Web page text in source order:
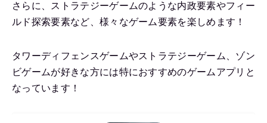
さらに、ストラテジーゲームのような内政要素やフィー
ルド探索要素など、様々なゲーム要素を楽しめます！
タワーディフェンスゲームやストラテジーゲーム、ゾン
ビゲームが好きな方には特におすすめのゲームアプリと
なっています！